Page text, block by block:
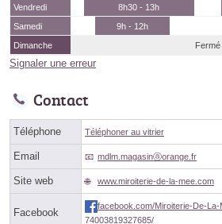
Vendredi
8h30 - 13h
Samedi
9h - 12h
Dimanche
Fermé
Signaler une erreur
Contact
Téléphone Téléphoner au vitrier
Email mdlm.magasinⓐorange.fr
Site web www.miroiterie-de-la-mee.com
Facebook
facebook.com/Miroiterie-De-
74003819327685/